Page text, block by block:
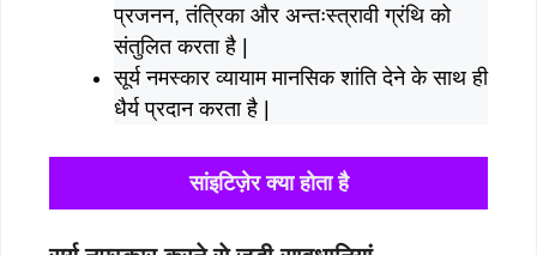
प्रजनन, तंत्रिका और अन्तःस्त्रावी ग्रंथि को
संतुलित करता है |
सूर्य नमस्कार व्यायाम मानसिक शांति देने के साथ ही
धैर्य प्रदान करता है |
सांइटिज़ेर क्या होता है